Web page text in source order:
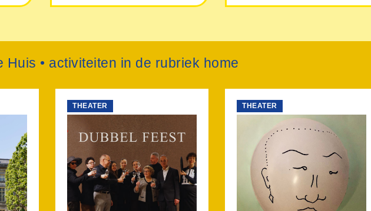
Huis • activiteiten in de rubriek home
THEATER THEATER